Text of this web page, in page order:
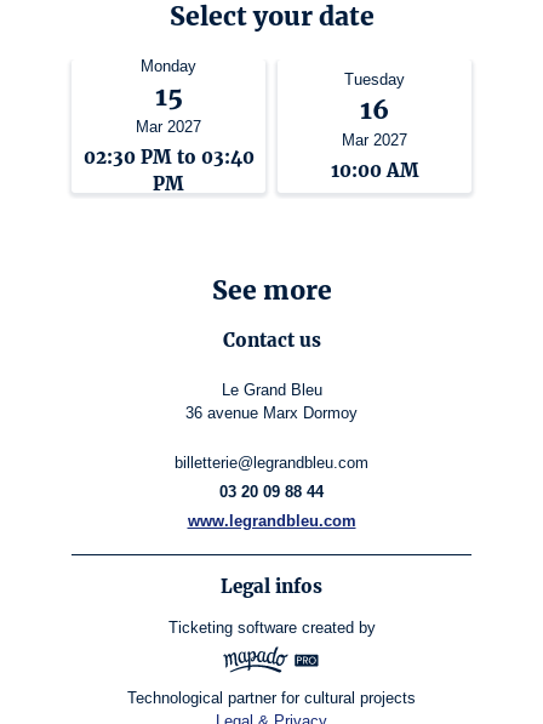
Select your date
Monday
15
Mar 2027
02:30 PM to 03:40
PM
Tuesday
16
Mar 2027
10:00 AM
See more
Contact us
Le Grand Bleu
36 avenue Marx Dormoy
billetterie@legrandbleu.com
03 20 09 88 44
www.legrandbleu.com
Legal infos
Ticketing software created by
Technological partner for cultural projects